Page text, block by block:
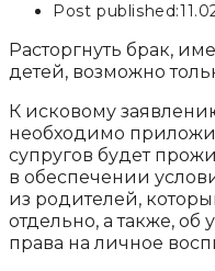
Post published:
Расторгнуть брак,
детей, возможно
К исковому
необходимо
супругов будет
в обеспечении
из родителей,
отдельно, а также, об
права на личное